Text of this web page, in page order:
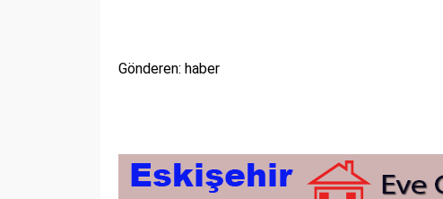
Gönderen: haber